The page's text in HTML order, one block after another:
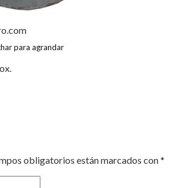
para agrandar
obligatorios están marcados con*